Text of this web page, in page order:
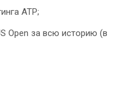
ATP;
Open за всю историю (в